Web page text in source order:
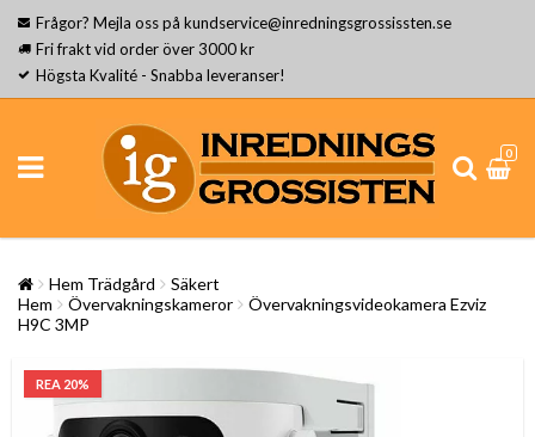
Frågor? Mejla oss på kundservice@inredningsgrossissten.se
Fri frakt vid order över 3000 kr
Högsta Kvalité - Snabba leveranser!
0
Hem Trädgård
Säkert
Hem
Övervakningskameror
Övervakningsvideokamera Ezviz
H9C 3MP
REA 20%